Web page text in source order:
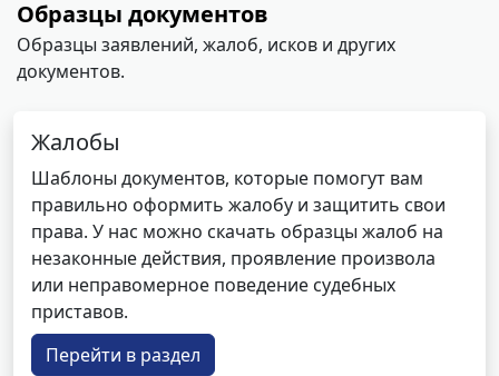
Образцы документов
Образцы заявлений, жалоб, исков и других
документов.
Жалобы
Шаблоны документов, которые помогут вам
правильно оформить жалобу и защитить свои
права. У нас можно скачать образцы жалоб на
незаконные действия, проявление произвола
или неправомерное поведение судебных
приставов.
Перейти в раздел